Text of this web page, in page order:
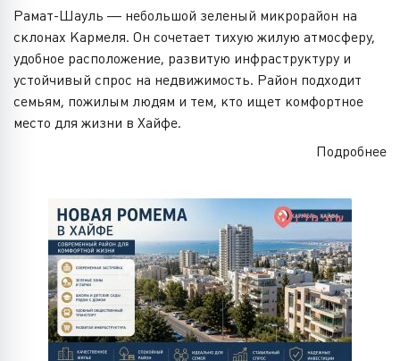
Рамат-Шауль — небольшой зеленый микрорайон на
склонах Кармеля. Он сочетает тихую жилую атмосферу,
удобное расположение, развитую инфраструктуру и
устойчивый спрос на недвижимость. Район подходит
семьям, пожилым людям и тем, кто ищет комфортное
место для жизни в Хайфе.
Подробнее